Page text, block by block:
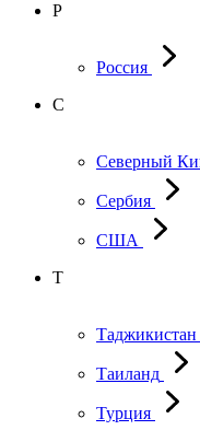
Р
Россия
С
Северный
Сербия
США
Т
Таджикистан
Таиланд
Турция